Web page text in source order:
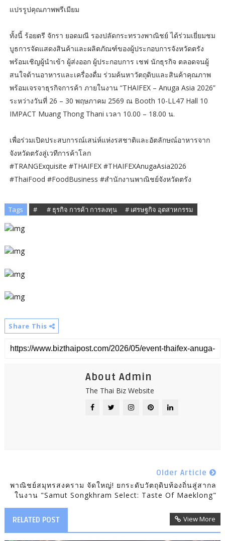
แปรรูปคุณภาพพรีเมียม
ทั้งนี้ ร้อยตรี จักรา ยอดมณี รองปลัดกระทรวงพาณิชย์ ได้ร่วมเยี่ยมชม
บูธการจัดแสดงสินค้าและผลิตภัณฑ์ของผู้ประกอบการจังหวัดตรัง
พร้อมเชิญผู้นำเข้า ผู้ส่งออก ผู้ประกอบการ เชฟ นักธุรกิจ ตลอดจนผู้
สนใจด้านอาหารและเครื่องดื่ม ร่วมค้นหาวัตถุดิบและสินค้าคุณภาพ
พร้อมเจรจาธุรกิจการค้า ภายในงาน “THAIFEX – Anuga Asia 2026”
ระหว่างวันที่ 26 – 30 พฤษภาคม 2569 ณ Booth 10-LL47 Hall 10
IMPACT Muang Thong Thani เวลา 10.00 – 18.00 น.
เพื่อร่วมเปิดประสบการณ์เสน่ห์แห่งรสชาติและอัตลักษณ์อาหารจาก
จังหวัดตรังสู่เวทีการค้าโลก
#TRANGExquisite #THAIFEX #THAIFEXAnugaAsia2026
#ThaiFood #FoodBusiness #สำนักงานพาณิชย์จังหวัดตรัง
Tags # ​ # ​​ธุรกิจ การค้า การลงทุน​ # เศรษฐกิจ อุตสาหกรรม
Share This
About Admin
The Thai Biz Website
Older Article
พาณิชย์สมุทรสงคราม จัดใหญ่! ยกระดับวัตถุดิบท้องถิ่นสู่สากล
ในงาน "Samut Songkhram Select: Taste Of​ Maeklong"
RELATED POST View More